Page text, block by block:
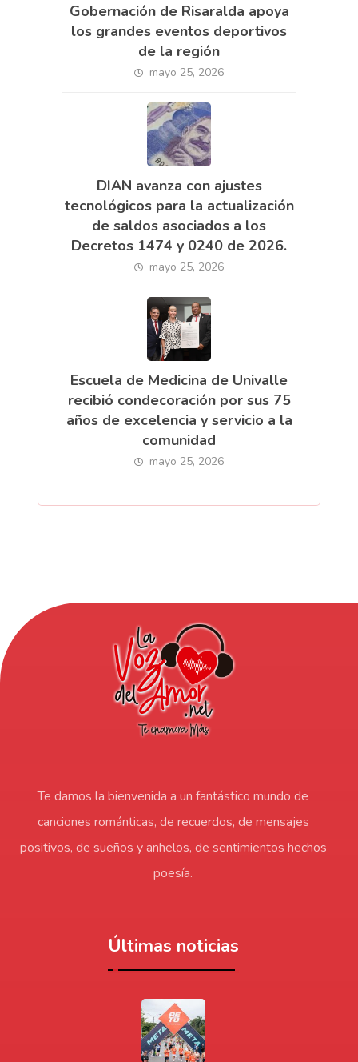
Gobernación de Risaralda apoya
los grandes eventos deportivos
de la región
mayo 25, 2026
DIAN avanza con ajustes
tecnológicos para la actualización
de saldos asociados a los
Decretos 1474 y 0240 de 2026.
mayo 25, 2026
Escuela de Medicina de Univalle
recibió condecoración por sus 75
años de excelencia y servicio a la
comunidad
mayo 25, 2026
Te damos la bienvenida a un fantástico mundo de
canciones románticas, de recuerdos, de mensajes
positivos, de sueños y anhelos, de sentimientos hechos
poesía.
Últimas noticias